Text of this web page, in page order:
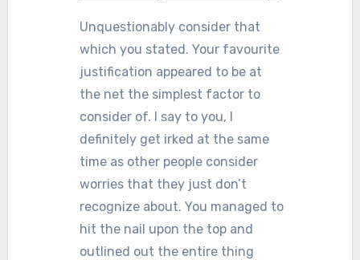
Unquestionably consider that
which you stated. Your favourite
justification appeared to be at
the net the simplest factor to
consider of. I say to you, I
definitely get irked at the same
time as other people consider
worries that they just don’t
recognize about. You managed to
hit the nail upon the top and
outlined out the entire thing